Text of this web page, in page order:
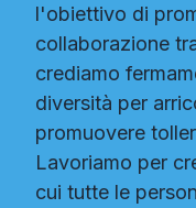
l'obiettivo di
collaborazione
crediamo
diversità per
promuovere
Lavoriamo per
cui tutte le